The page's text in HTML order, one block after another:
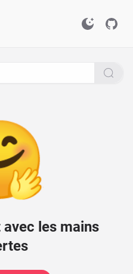
les mains